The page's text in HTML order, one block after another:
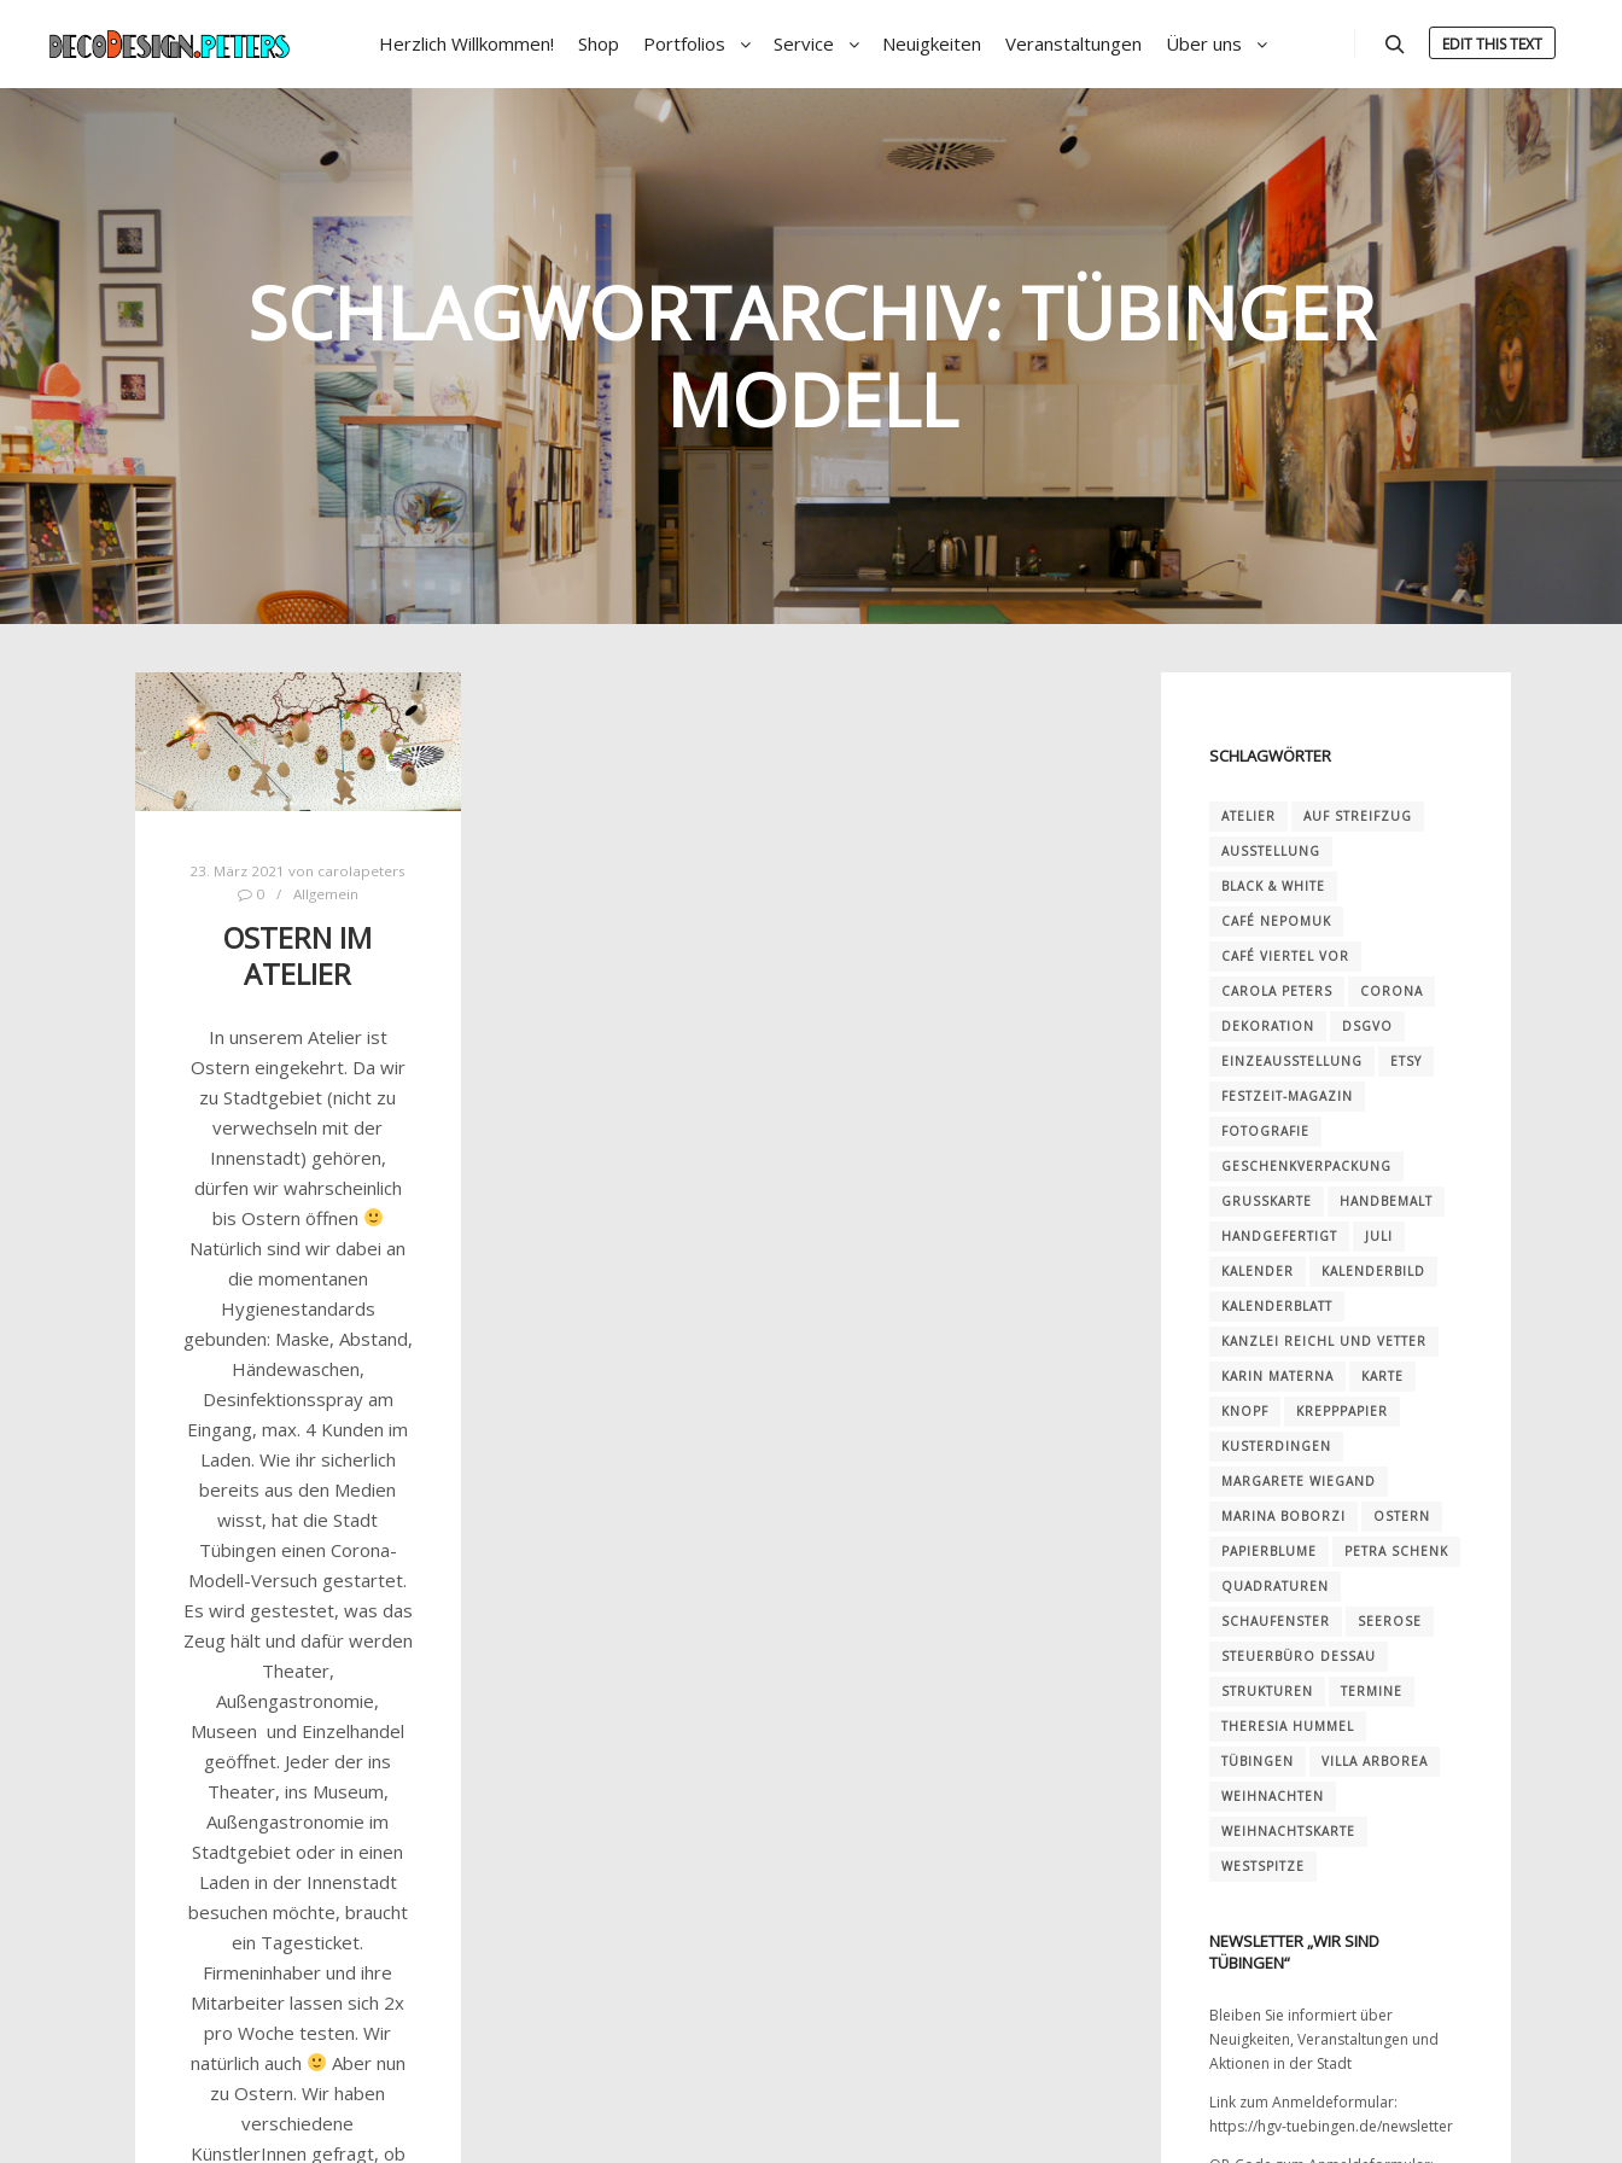
Herzlich Willkommen! Shop Portfolios Service Neuigkeiten Veranstaltungen Über uns EDIT THIS TEXT
SCHLAGWORTARCHIV:TÜBINGER
MODELL
23. März 2021 von carolapeters
0
Allgemein
OSTERN IM
ATELIER
In unserem Atelier ist
Ostern eingekehrt. Da wir
zu Stadtgebiet (nicht zu
verwechseln mit der
Innenstadt) gehören,
dürfen wir wahrscheinlich
bis Ostern öffnen
Natürlich sind wir dabei an
die momentanen
Hygienestandards
gebunden: Maske, Abstand,
Händewaschen,
Desinfektionsspray am
Eingang, max. 4 Kunden im
Laden. Wie ihr sicherlich
bereits aus den Medien
wisst, hat die Stadt
Tübingen einen Corona-
Modell-Versuch gestartet.
Es wird gestestet, was das
Zeug hält und dafür werden
Theater,
Außengastronomie,
Museen und Einzelhandel
geöffnet. Jeder der ins
Theater, ins Museum,
Außengastronomie im
Stadtgebiet oder in einen
Laden in der Innenstadt
besuchen möchte, braucht
ein Tagesticket.
Firmeninhaber und ihre
Mitarbeiter lassen sich 2x
pro Woche testen. Wir
natürlich auch
Aber nun
zu Ostern. Wir haben
verschiedene
KünstlerInnen gefragt, ob
SCHLAGWÖRTER
ATELIER AUF STREIFZUG
AUSSTELLUNG
BLACK & WHITE
CAFÉ NEPOMUK
CAFÉ VIERTEL VOR
CAROLA PETERS CORONA
DEKORATION DSGVO
EINZEAUSSTELLUNG ETSY
FESTZEIT-MAGAZIN
FOTOGRAFIE
GESCHENKVERPACKUNG
GRUSSKARTE HANDBEMALT
HANDGEFERTIGT JULI
KALENDER KALENDERBILD
KALENDERBLATT
KANZLEI REICHL UND VETTER
KARIN MATERNA KARTE
KNOPF KREPPPAPIER
KUSTERDINGEN
MARGARETE WIEGAND
MARINA BOBORZI OSTERN
PAPIERBLUME PETRA SCHENK
QUADRATUREN
SCHAUFENSTER SEEROSE
STEUERBÜRO DESSAU
STRUKTUREN TERMINE
THERESIA HUMMEL
TÜBINGEN VILLA ARBOREA
WEIHNACHTEN
WEIHNACHTSKARTE
WESTSPITZE
NEWSLETTER „WIR SIND
TÜBINGEN“
Bleiben Sie informiert über
Neuigkeiten, Veranstaltungen und
Aktionen in der Stadt
Link zum Anmeldeformular:
https://hgv-tuebingen.de/newsletter